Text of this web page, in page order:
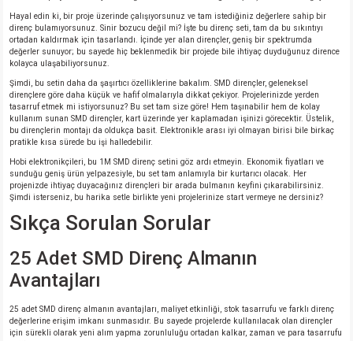
Hayal edin ki, bir proje üzerinde çalışıyorsunuz ve tam istediğiniz değerlere sahip bir
direnç bulamıyorsunuz. Sinir bozucu değil mi? İşte bu direnç seti, tam da bu sıkıntıyı
ortadan kaldırmak için tasarlandı. İçinde yer alan dirençler, geniş bir spektrumda
değerler sunuyor; bu sayede hiç beklenmedik bir projede bile ihtiyaç duyduğunuz dirence
kolayca ulaşabiliyorsunuz.
Şimdi, bu setin daha da şaşırtıcı özelliklerine bakalım. SMD dirençler, geleneksel
dirençlere göre daha küçük ve hafif olmalarıyla dikkat çekiyor. Projelerinizde yerden
tasarruf etmek mi istiyorsunuz? Bu set tam size göre! Hem taşınabilir hem de kolay
kullanım sunan SMD dirençler, kart üzerinde yer kaplamadan işinizi görecektir. Üstelik,
bu dirençlerin montajı da oldukça basit. Elektronikle arası iyi olmayan birisi bile birkaç
pratikle kısa sürede bu işi halledebilir.
Hobi elektronikçileri, bu 1M SMD direnç setini göz ardı etmeyin. Ekonomik fiyatları ve
sunduğu geniş ürün yelpazesiyle, bu set tam anlamıyla bir kurtarıcı olacak. Her
projenizde ihtiyaç duyacağınız dirençleri bir arada bulmanın keyfini çıkarabilirsiniz.
Şimdi isterseniz, bu harika setle birlikte yeni projelerinize start vermeye ne dersiniz?
Sıkça Sorulan Sorular
25 Adet SMD Direnç Almanın
Avantajları
25 adet SMD direnç almanın avantajları, maliyet etkinliği, stok tasarrufu ve farklı direnç
değerlerine erişim imkanı sunmasıdır. Bu sayede projelerde kullanılacak olan dirençler
için sürekli olarak yeni alım yapma zorunluluğu ortadan kalkar, zaman ve para tasarrufu